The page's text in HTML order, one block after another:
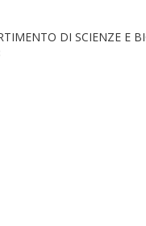
DI SCIENZE E